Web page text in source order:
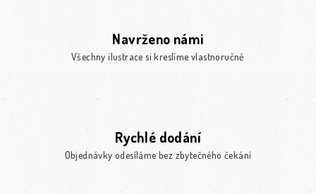
Navrženo námi
Všechny ilustrace si kreslíme vlastnoručně
Rychlé dodání
Objednávky odesíláme bez zbytečného čekání